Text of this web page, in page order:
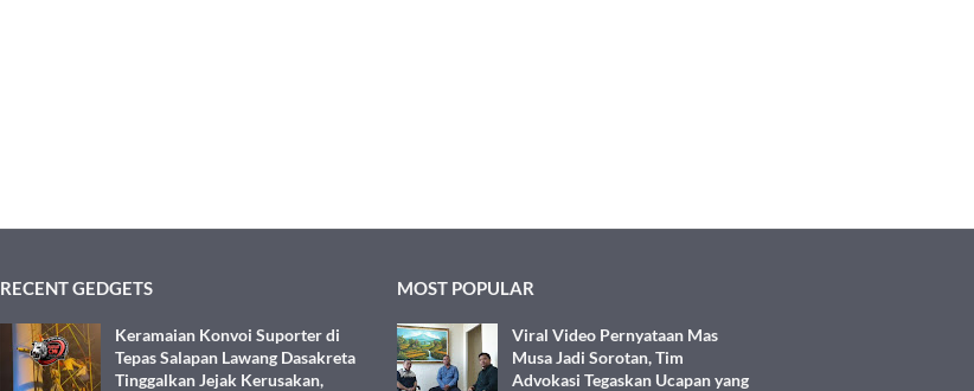
RECENT GEDGETS
Keramaian Konvoi Suporter di
Tepas Salapan Lawang Dasakreta
Tinggalkan Jejak Kerusakan,
MOST POPULAR
Viral Video Pernyataan Mas
Musa Jadi Sorotan, Tim
Advokasi Tegaskan Ucapan yang